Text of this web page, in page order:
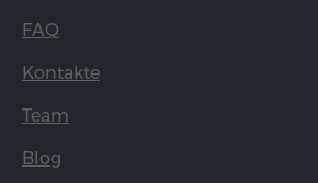
FAQ
Kontakte
Team
Blog